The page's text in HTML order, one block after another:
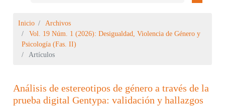
Inicio
Archivos
Vol. 19 Núm. 1 (2026): Desigualdad, Violencia de Género y
Psicología (Fas. II)
Artículos
Análisis de estereotipos de género a través de la
prueba digital Gentypa: validación y hallazgos